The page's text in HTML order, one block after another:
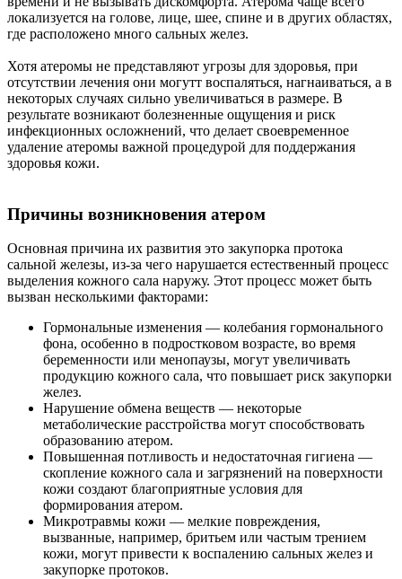
локализуется на голове, лице, шее, спине и в других областях,
где расположено много сальных желез.
Хотя атеромы не представляют угрозы для здоровья, при
отсутствии лечения они могутт воспаляться, нагнаиваться, а в
некоторых случаях сильно увеличиваться в размере. В
результате возникают болезненные ощущения и риск
инфекционных осложнений, что делает своевременное
удаление атеромы важной процедурой для поддержания
здоровья кожи.
Причины возникновения атером
Основная причина их развития это закупорка протока
сальной железы, из-за чего нарушается естественный процесс
выделения кожного сала наружу. Этот процесс может быть
вызван несколькими факторами:
Гормональные изменения — колебания гормонального
фона, особенно в подростковом возрасте, во время
беременности или менопаузы, могут увеличивать
продукцию кожного сала, что повышает риск закупорки
желез.
Нарушение обмена веществ — некоторые
метаболические расстройства могут способствовать
образованию атером.
Повышенная потливость и недостаточная гигиена —
скопление кожного сала и загрязнений на поверхности
кожи создают благоприятные условия для
формирования атером.
Микротравмы кожи — мелкие повреждения,
вызванные, например, бритьем или частым трением
кожи, могут привести к воспалению сальных желез и
закупорке протоков.